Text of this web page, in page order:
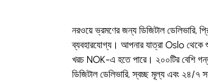
নরওয়ে ভ্রমণের জন্য ডিজিটাল
ব্যবহারযোগ্য। আপনার যাত্রা Oslo থেকে
খরচ NOK-এ হতে পারে। ২০০টির
ডিজিটাল ডেলিভারি, স্বচ্ছ মূল্য এবং ২৪/৭